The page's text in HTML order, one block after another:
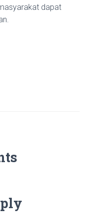
dapat